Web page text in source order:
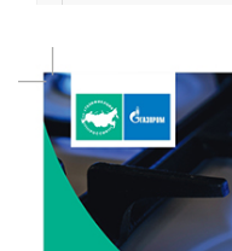
Тверские экологи
8 Авг 2026 14:14
Виталий Королев
Калязине